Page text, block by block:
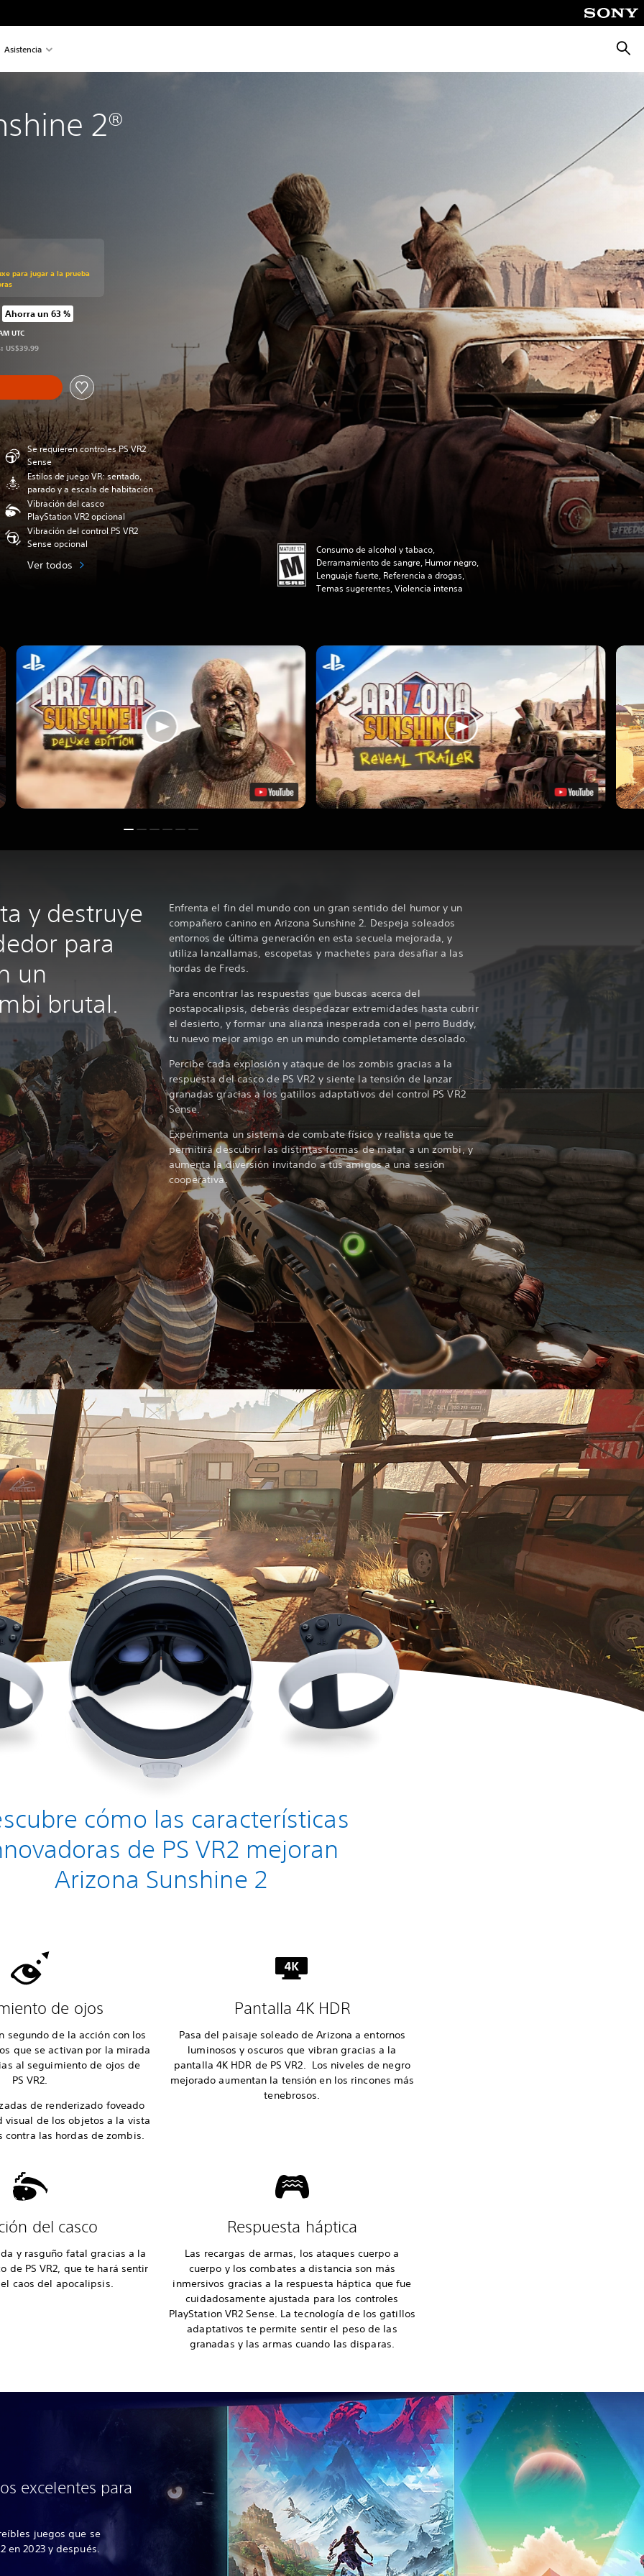
Asistencia
2®
para jugar a la prueba
original de US$39.99
Ahorra un 63 %
UTC
US$39.99
Se requieren controles PS VR2
Sense
Estilos de juego VR: sentado,
parado y a escala de habitación
Vibración del casco
PlayStation VR2 opcional
Vibración del control PS VR2
Sense opcional
Ver todos
Consumo de alcohol y tabaco,
Derramamiento de sangre, Humor negro,
Lenguaje fuerte, Referencia a drogas,
Temas sugerentes, Violencia intensa
y destruye
para
un
brutal.
Enfrenta el fin del mundo con un gran sentido del humor y un
compañero canino en Arizona Sunshine 2. Despeja soleados
entornos de última generación en esta secuela mejorada, y
utiliza lanzallamas, escopetas y machetes para desafiar a las
hordas de Freds.
Para encontrar las respuestas que buscas acerca del
postapocalipsis, deberás despedazar extremidades hasta cubrir
el desierto, y formar una alianza inesperada con el perro Buddy,
tu nuevo mejor amigo en un mundo completamente desolado.
Percibe cada explosión y ataque de los zombis gracias a la
respuesta del casco de PS VR2 y siente la tensión de lanzar
granadas gracias a los gatillos adaptativos del control PS VR2
Sense.
Experimenta un sistema de combate físico y realista que te
permitirá descubrir las distintas formas de matar a un zombi, y
aumenta la diversión invitando a tus amigos a una sesión
cooperativa.
cómo las características
de PS VR2 mejoran
Arizona Sunshine 2
de ojos
segundo de la acción con los
que se activan por la mirada
al seguimiento de ojos de
PS VR2.
de renderizado foveado
visual de los objetos a la vista
contra las hordas de zombis.
Pantalla 4K HDR
Pasa del paisaje soleado de Arizona a entornos
luminosos y oscuros que vibran gracias a la
pantalla 4K HDR de PS VR2. Los niveles de negro
mejorado aumentan la tensión en los rincones más
tenebrosos.
del casco
y rasguño fatal gracias a la
de PS VR2, que te hará sentir
caos del apocalipsis.
Respuesta háptica
Las recargas de armas, los ataques cuerpo a
cuerpo y los combates a distancia son más
inmersivos gracias a la respuesta háptica que fue
cuidadosamente ajustada para los controles
PlayStation VR2 Sense. La tecnología de los gatillos
adaptativos te permite sentir el peso de las
granadas y las armas cuando las disparas.
excelentes para
juegos que se
en 2023 y después.